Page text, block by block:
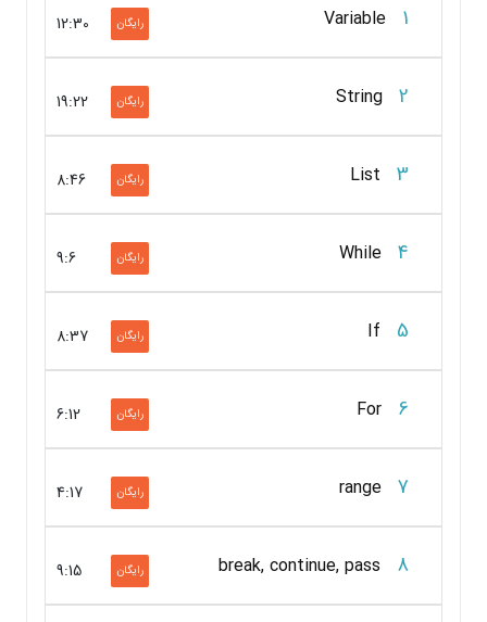
1
Variable
12:30 رایگان
2
String
19:22 رایگان
3
List
8:46 رایگان
4
While
9:6 رایگان
5
If
8:37 رایگان
6
For
6:12 رایگان
7
range
4:17 رایگان
8
break, continue, pass
9:15 رایگان